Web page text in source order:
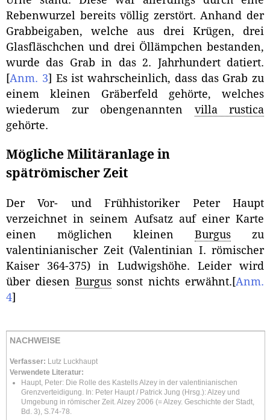
Rebenwurzel bereits völlig zerstört. Anhand der
Grabbeigaben, welche aus drei Krügen, drei
Glasfläschchen und drei Öllämpchen bestanden,
wurde das Grab in das 2. Jahrhundert datiert.
[Anm. 3] Es ist wahrscheinlich, dass das Grab zu
einem kleinen Gräberfeld gehörte, welches
wiederum zur obengenannten villa rustica
gehörte.
Mögliche Militäranlage in
spätrömischer Zeit
Der Vor- und Frühhistoriker Peter Haupt
verzeichnet in seinem Aufsatz auf einer Karte
einen möglichen kleinen Burgus zu
valentinianischer Zeit (Valentinian I. römischer
Kaiser 364-375) in Ludwigshöhe. Leider wird
über diesen Burgussonst nichts erwähnt. [Anm.
4]
NACHWEISE
Verfasser: Lutz Luckhaupt
Verwendete Literatur:
Haupt, Peter: Die Rolle des Kastells Alzey in der valentinianischen
Grenzverteidigung. In: Peter Haupt / Patrick Jung (Hrsg.): Alzey und
Umgebung in römischer Zeit. Alzey 2006 (= Alzey. Geschichte der Stadt,
Bd. 3), S.74-78.